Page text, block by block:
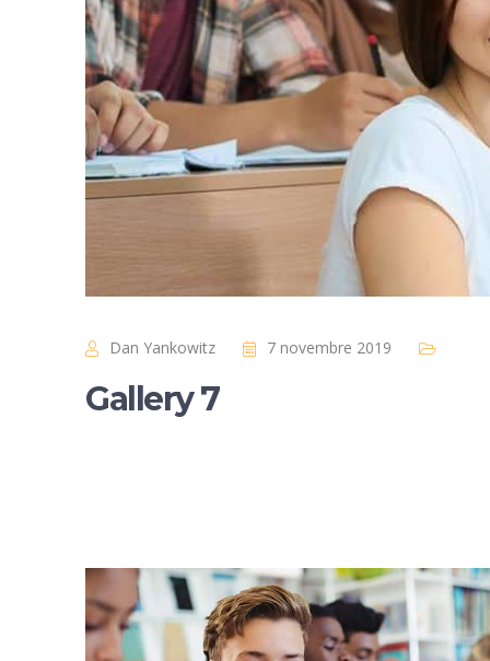
Dan Yankowitz 7 novembre 2019
Gallery 7